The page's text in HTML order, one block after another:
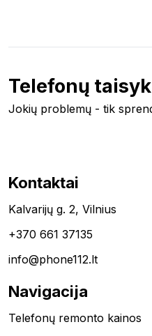
Telefonų
Jokių problemų - tik
Kontaktai
Kalvarijų g. 2, Vilnius
+370 661 37135
info@phone112.lt
Navigacija
Telefonų remonto kainos